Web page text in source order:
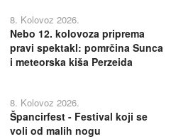
8. Kolovoz 2026.
Nebo 12. kolovoza priprema
pravi spektakl: pomrčina Sunca
i meteorska kiša Perzeida
8. Kolovoz 2026.
Špancirfest - Festival koji se
voli od malih nogu